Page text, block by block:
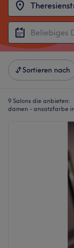
Sortieren nach
9 Salons die anbieten:
damen - ansatzfarbe